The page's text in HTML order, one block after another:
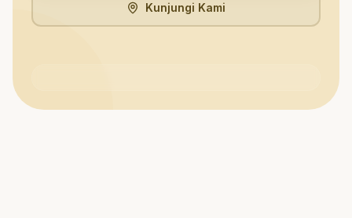
Kunjungi Kami